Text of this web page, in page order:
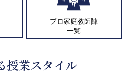
プロ家庭教師陣
一覧
授業スタイル